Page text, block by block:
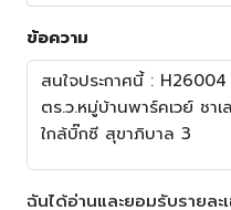
ข้อความ
ฉันได้อ่านและยอมรับรายละ